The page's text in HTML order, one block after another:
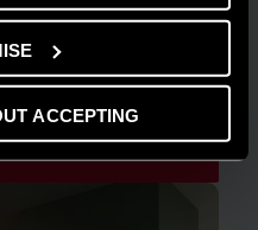
ACCEPTING